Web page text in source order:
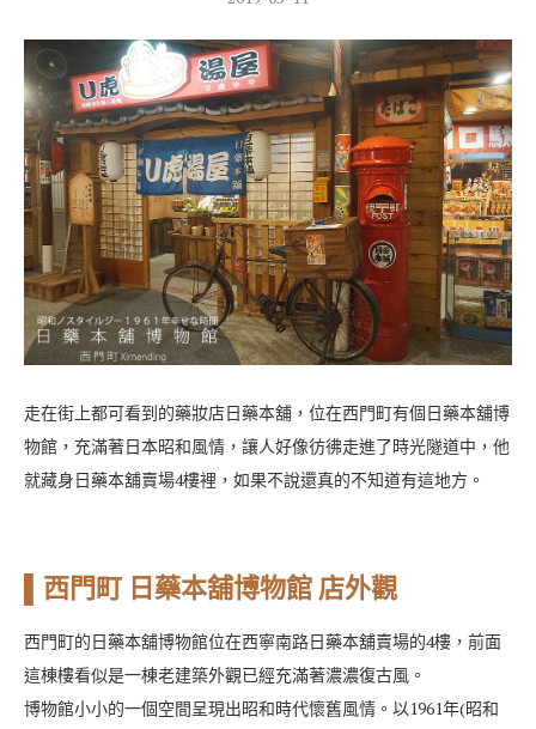
走在街上都可看到的藥妝店日藥本舖，位在西門町有個日藥本舖博
物館，充滿著日本昭和風情，讓人好像彷彿走進了時光隧道中，他
就藏身日藥本舖賣場4樓裡，如果不說還真的不知道有這地方。
▌西門町 日藥本舖博物館 店外觀
西門町的日藥本舖博物館位在西寧南路日藥本舖賣場的4樓，前面
這棟樓看似是一棟老建築外觀已經充滿著濃濃復古風。
博物館小小的一個空間呈現出昭和時代懷舊風情。以1961年(昭和